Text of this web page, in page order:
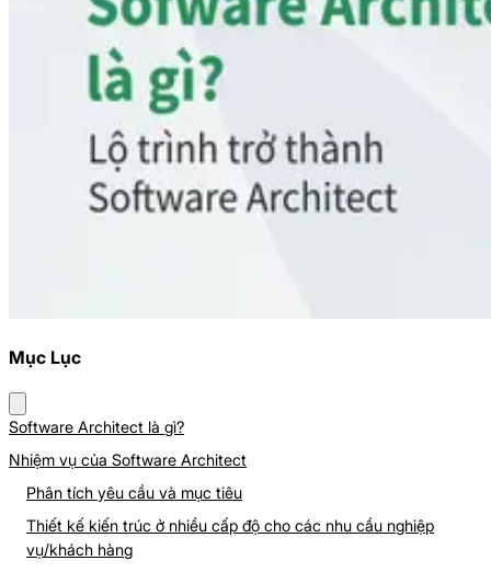
Mục Lục
Software Architect là gì?
Nhiệm vụ của Software Architect
Phân tích yêu cầu và mục tiêu
Thiết kế kiến trúc ở nhiều cấp độ cho các nhu cầu nghiệp
vụ/khách hàng